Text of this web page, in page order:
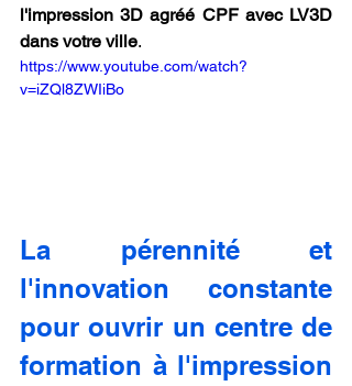
l'impression 3D agréé CPF avec LV3D
dans votre ville.
https://www.youtube.com/watch?
v=iZQl8ZWIiBo
La pérennité et
l'innovation constante
pour ouvrir un centre de
formation à l'impression